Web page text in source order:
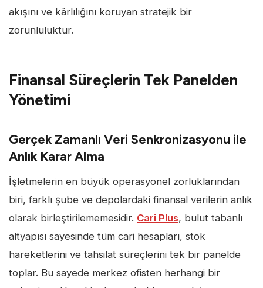
akışını ve kârlılığını koruyan stratejik bir
zorunluluktur.
Finansal Süreçlerin Tek Panelden
Yönetimi
Gerçek Zamanlı Veri Senkronizasyonu ile
Anlık Karar Alma
İşletmelerin en büyük operasyonel zorluklarından
biri, farklı şube ve depolardaki finansal verilerin anlık
olarak birleştirilememesidir. Cari Plus, bulut tabanlı
altyapısı sayesinde tüm cari hesapları, stok
hareketlerini ve tahsilat süreçlerini tek bir panelde
toplar. Bu sayede merkez ofisten herhangi bir